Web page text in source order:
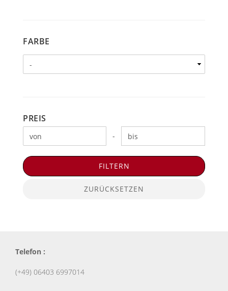
FARBE
FARBE
PREIS
PREIS
Preis bis -
FILTERN
ZURÜCKSETZEN
Telefon :
(+49) 06403 6997014